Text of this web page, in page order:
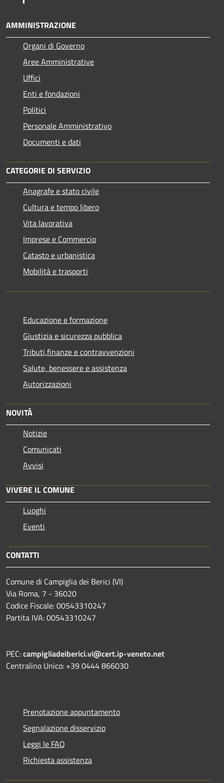
AMMINISTRAZIONE
Organi di Governo
Aree Amministrative
Uffici
Enti e fondazioni
Politici
Personale Amministrativo
Documenti e dati
CATEGORIE DI SERVIZIO
Anagrafe e stato civile
Cultura e tempo libero
Vita lavorativa
Imprese e Commercio
Catasto e urbanistica
Mobilità e trasporti
Educazione e formazione
Giustizia e sicurezza pubblica
Tributi,finanze e contravvenzioni
Salute, benessere e assistenza
Autorizzazioni
NOVITÀ
Notizie
Comunicati
Avvisi
VIVERE IL COMUNE
Luoghi
Eventi
CONTATTI
Comune di Campiglia dei Berici (VI)
Via Roma, 7 - 36020
Codice Fiscale: 00543310247
Partita IVA: 00543310247
PEC:campigliadeiberici.vi@cert.ip-veneto.net
Centralino Unico: +39 0444 866030
Prenotazione appuntamento
Segnalazione disservizio
Leggi le FAQ
Richiesta assistenza